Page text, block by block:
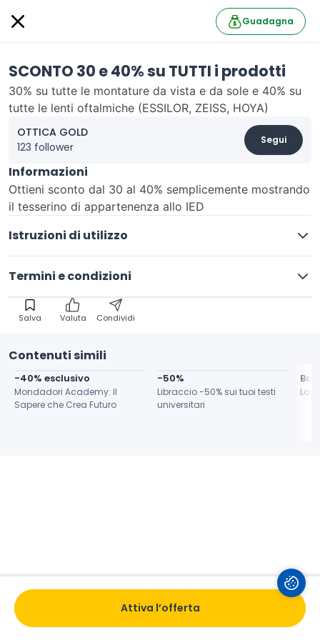
Guadagna
SCONTO 30 e 40% su TUTTI i prodotti
30% su tutte le montature da vista e da sole e 40% su
tutte le lenti oftalmiche (ESSILOR, ZEISS, HOYA)
OTTICA GOLD
123 follower
Segui
Informazioni
Ottieni sconto dal 30 al 40% semplicemente mostrando
il tesserino di appartenenza allo IED
Istruzioni di utilizzo
Termini e condizioni
Salva Valuta Condividi
Contenuti simili
-40% esclusivo
Mondadori Academy: Il
Sapere che Crea Futuro
-50%
Libraccio -50% sui tuoi testi
universitari
La
Attiva l’offerta